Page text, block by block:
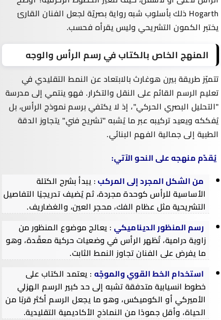
Hogarth ذلك بأسلوب شبه رواية بصريّة لجعل الفنان القارئ
يختبر الكمون التشريحي وليس يقرأه فحسب.
المنهج الخاص بالكتاب في رسم الرأس والوجه
تتميّز طريقة بيرن هوغارث بالابتعاد عن النمط التقليدي في
تعليم الرسم القائم على النقل والتكرار. فهو ينتمي إلى مدرسة
"التحليل البصري الحركي"، إذ لا يكتفي برسم نموذج الرأس، بل
يُفككه ويعيد تركيبه عبر ما يُشبه "تشريح فني" يتجاوز الدقة
الطبية إلى جمالية الفهم البنائي.
يُقدّم منهجه على النحو الآتي:
من الشكل المجرد إلى المركب: يبدأ بشرح الكتلة
الأساسية للرأس كوحدة مجردة، ثم يُضيف تدريجيًا التفاصيل
التشريحية مثل عظام الفك، محجر العين، والغضاريف.
رسم المنظور الديناميكي : يعالج موضوع المنظور من
زاوية درامية، تُظهر الرأس في وضعيات حركية معقّدة، وهو
ما يفرض على الفنان تجاوز النمط الثابت.
استخدام الخط القوي والموجّه : يعتمد الكتاب على
خطوط انسيابية متدفقة تشبه إلى حد كبير الرسم الهزلي
الأميركي أو الكوميكس، وهو ما يجعل الرسم أكثر قربًا من
الحياة، وأقل جمودًا من النماذج الأكاديمية التقليدية.